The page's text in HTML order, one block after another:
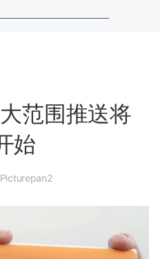
范围推送将
始
Picturepan2